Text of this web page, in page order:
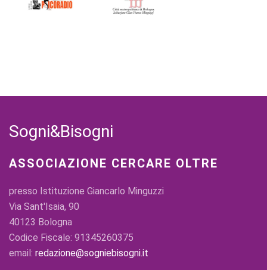
Sogni&Bisogni
ASSOCIAZIONE CERCARE OLTRE
presso Istituzione Giancarlo Minguzzi
Via Sant'Isaia, 90
40123 Bologna
Codice Fiscale: 91345260375
email: redazione@sogniebisogni.it